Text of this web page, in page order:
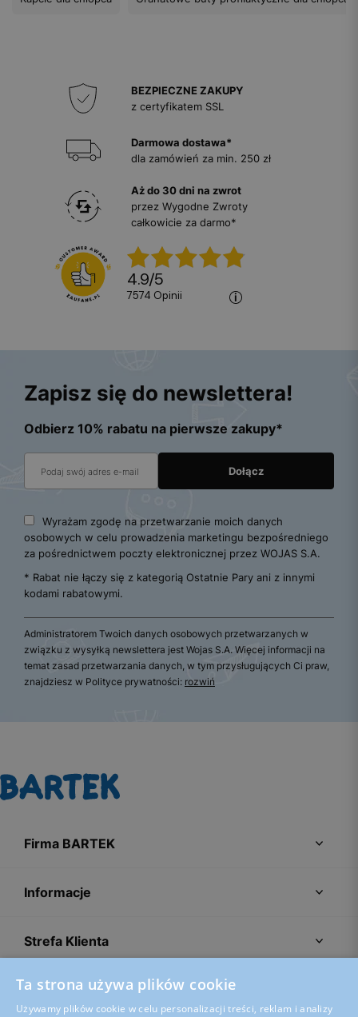
BEZPIECZNE ZAKUPY
z certyfikatem SSL
Darmowa dostawa*
dla zamówień za min. 250 zł
Aż do 30 dni na zwrot
przez Wygodne Zwroty
całkowicie za darmo*
4.9/5
7574 opinii
Zapisz się do newslettera!
Odbierz 10% rabatu na pierwsze zakupy*
Wyrażam zgodę na przetwarzanie moich danych
osobowych w celu prowadzenia marketingu bezpośredniego
za pośrednictwem poczty elektronicznej przez WOJAS S.A.
* Rabat nie łączy się z kategorią Ostatnie Pary ani z innymi
kodami rabatowymi.
Administratorem Twoich danych osobowych przetwarzanych w
związku z wysyłką newslettera jest Wojas S.A. Więcej informacji na
temat zasad przetwarzania danych, w tym przysługujących Ci praw,
znajdziesz w Polityce prywatności: rozwiń
Firma BARTEK
Informacje
Strefa Klienta
Porady
Ta strona używa plików cookie
Używamy plików cookie w celu personalizacji treści, reklam i analizy